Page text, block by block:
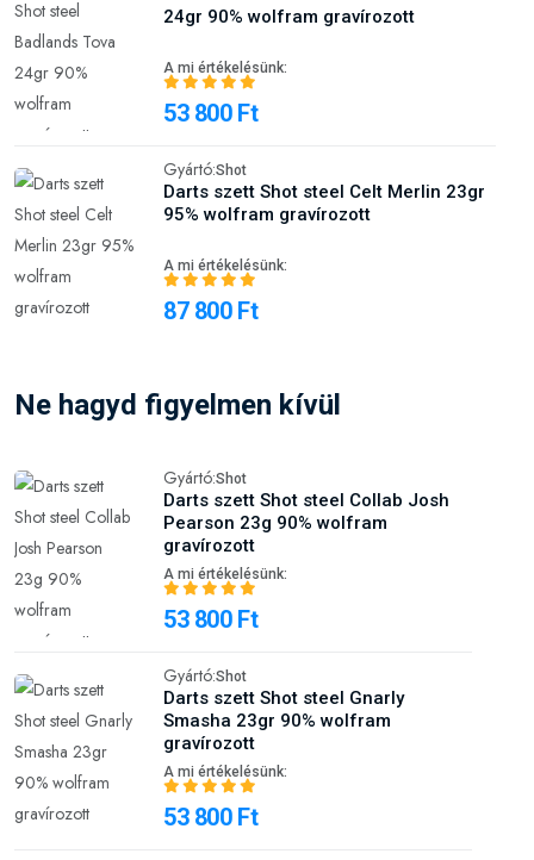
24gr 90% wolfram gravírozott
A mi értékelésünk:
53 800 Ft
Gyártó:Shot
Darts szett Shot steel Celt Merlin 23gr
95% wolfram gravírozott
A mi értékelésünk:
87 800 Ft
Ne hagyd figyelmen kívül
Gyártó:Shot
Darts szett Shot steel Collab Josh
Pearson 23g 90% wolfram
gravírozott
A mi értékelésünk:
53 800 Ft
Gyártó:Shot
Darts szett Shot steel Gnarly
Smasha 23gr 90% wolfram
gravírozott
A mi értékelésünk:
53 800 Ft